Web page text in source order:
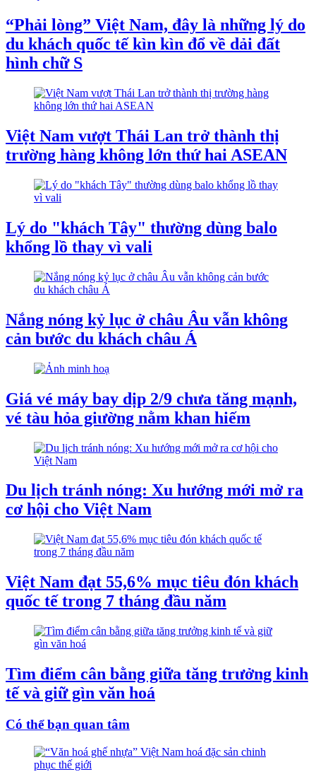
“Phải lòng” Việt Nam, đây là những lý do
du khách quốc tế kìn kìn đổ về dải đất
hình chữ S
Việt Nam vượt Thái Lan trở thành thị
trường hàng không lớn thứ hai ASEAN
Lý do "khách Tây" thường dùng balo
khổng lồ thay vì vali
Nắng nóng kỷ lục ở châu Âu vẫn không
cản bước du khách châu Á
Giá vé máy bay dịp 2/9 chưa tăng mạnh,
vé tàu hỏa giường nằm khan hiếm
Du lịch tránh nóng: Xu hướng mới mở ra
cơ hội cho Việt Nam
Việt Nam đạt 55,6% mục tiêu đón khách
quốc tế trong 7 tháng đầu năm
Tìm điểm cân bằng giữa tăng trưởng kinh
tế và giữ gìn văn hoá
Có thể bạn quan tâm